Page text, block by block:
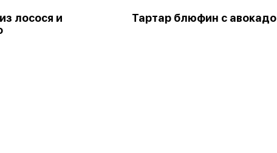
лосося и
Тартар блюфин с авокадо